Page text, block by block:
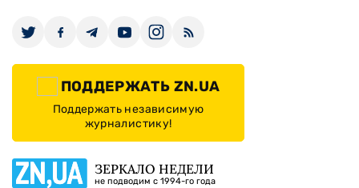
ПОДДЕРЖАТЬ ZN.UA
Поддержать независимую
журналистику!
ЗЕРКАЛО НЕДЕЛИ
не подводим с 1994-го года